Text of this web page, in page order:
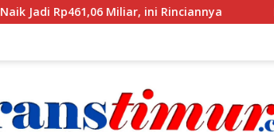
Miliar, ini Rinciannya Polres Halteng